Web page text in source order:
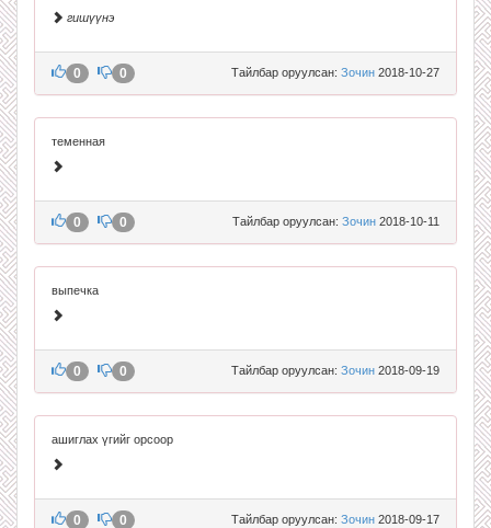
гишүүнэ
Тайлбар оруулсан: Зочин 2018-10-27
0 0
теменная
Тайлбар оруулсан: Зочин 2018-10-11
0 0
выпечка
Тайлбар оруулсан: Зочин 2018-09-19
0 0
ашиглах үгийг орсоор
Тайлбар оруулсан: Зочин 2018-09-17
0 0